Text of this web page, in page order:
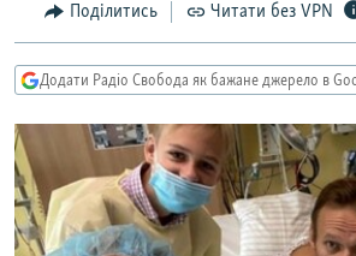
СПОРТ
СВІТ
ТИ ЯК?
КИТАЙ.ВИКЛИКИ
МУЛЬТИМЕДІА
ФОТО
СПЕЦПРОЄКТИ
Поділитись Читати без VPN
Додати Радіо Свобода як бажане джерело в